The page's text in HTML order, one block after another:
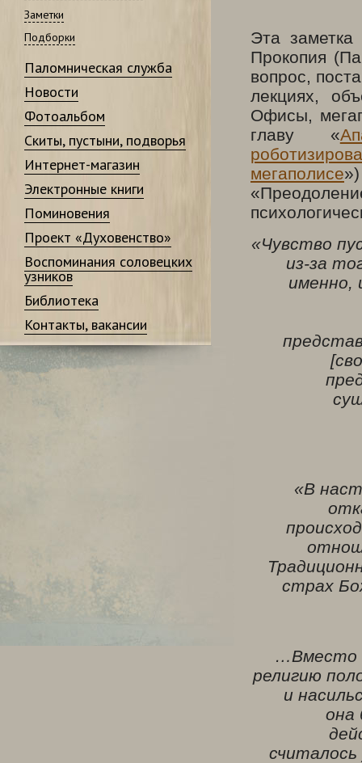
Заметки
Подборки
Паломническая служба
Новости
Фотоальбом
Скиты, пустыни, подворья
Интернет-магазин
Электронные книги
Поминовения
Проект «Духовенство»
Воспоминания соловецких
узников
Библиотека
Контакты, вакансии
Эта заметка
Прокопия
вопрос,
лекциях,
Офисы,
главу «
мегаполисе
«Чувство
из-за
именно,
«В
страх
…Вместо
религию
и
она